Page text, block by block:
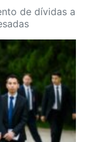
de dívidas a